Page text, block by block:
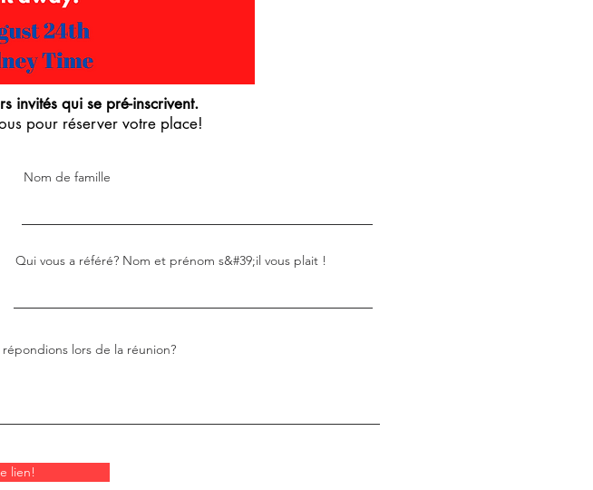
invités qui se pré-inscrivent.
pour réserver votre place!
Nom de famille
Qui vous a référé? Nom et prénom s&#39;il vous plait !
lors de la réunion?
lien!